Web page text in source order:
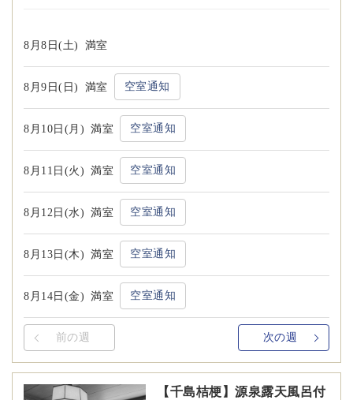
8月8日(土) 満室
8月9日(日) 満室 空室通知
8月10日(月) 満室 空室通知
8月11日(火) 満室 空室通知
8月12日(水) 満室 空室通知
8月13日(木) 満室 空室通知
8月14日(金) 満室 空室通知
前の週 次の週
【千島桔梗】源泉露天風呂付